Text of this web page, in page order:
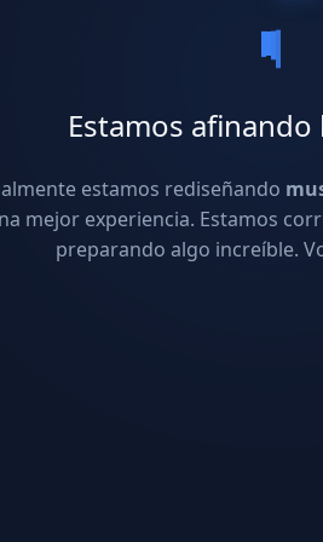
Estamos
estamos rediseñando
mejor experiencia. Estamos
preparando algo increíble.